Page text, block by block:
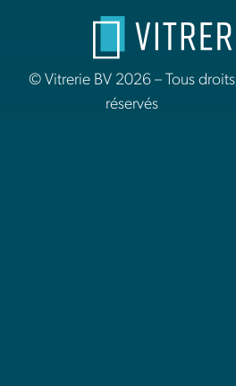
© Vitrerie BV 2026 – Tous droits
réservés